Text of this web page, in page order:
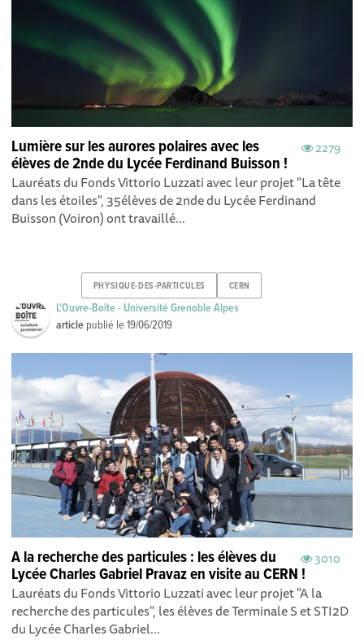
2279
Lumière sur les aurores polaires avec les
élèves de 2nde du Lycée Ferdinand Buisson !
Lauréats du Fonds Vittorio Luzzati avec leur projet "La tête
dans les étoiles", 35élèves de 2nde du Lycée Ferdinand
Buisson (Voiron) ont travaillé...
PHYSIQUE-DES-PARTICULES CERN
L'Ouvre-Boîte - Université Grenoble Alpes
article publié le19/06/2019
3010
A la recherche des particules : les élèves du
Lycée Charles Gabriel Pravaz en visite au CERN !
Lauréats du Fonds Vittorio Luzzati avec leur projet "A la
recherche des particules", les élèves de Terminale S et STI2D
du Lycée Charles Gabriel...